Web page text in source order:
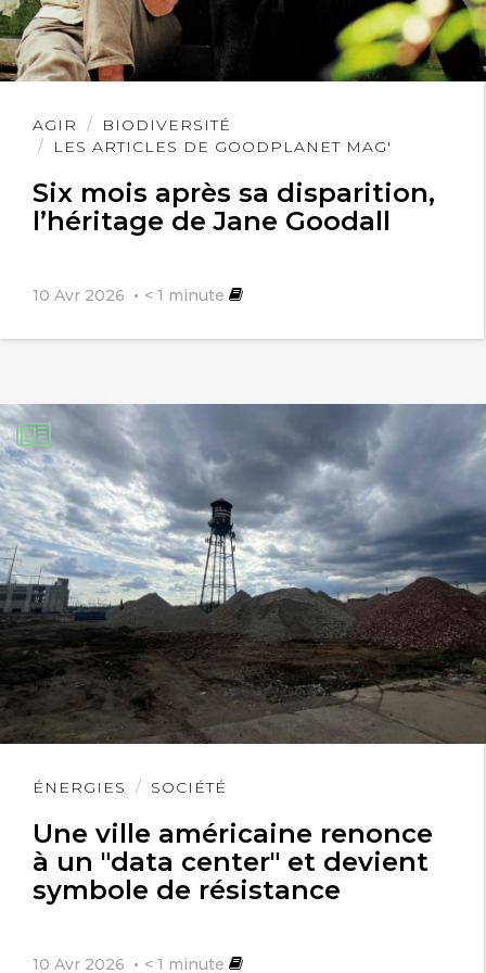
AGIR
BIODIVERSITÉ
LES ARTICLES DE GOODPLANET MAG'
Six mois après sa disparition,
l’héritage de Jane Goodall
10 Avr 2026 < 1 minute
Lire
l'article
ÉNERGIES SOCIÉTÉ
Une ville américaine renonce
à un "data center" et devient
symbole de résistance
10 Avr 2026 < 1 minute
Lire